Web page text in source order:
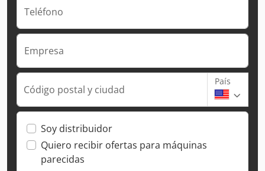
Teléfono
Empresa
Código postal y ciudad
País
Soy distribuidor
Quiero recibir ofertas para máquinas
parecidas